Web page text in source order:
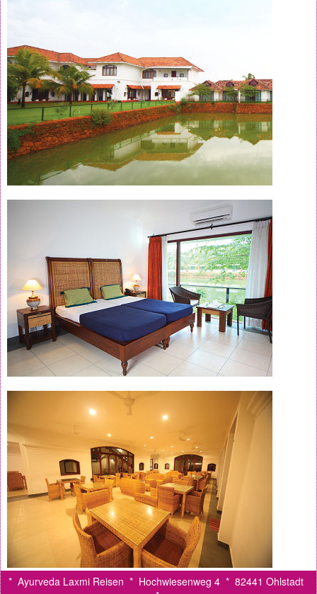
* Ayurveda Laxmi Reisen * Hochwiesenweg 4 * 82441 Ohlstadt